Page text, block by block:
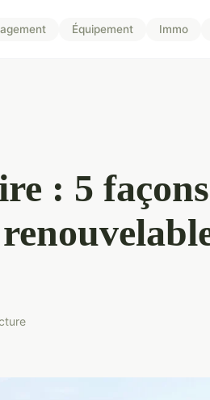
Équipement Immo
: 5 façons